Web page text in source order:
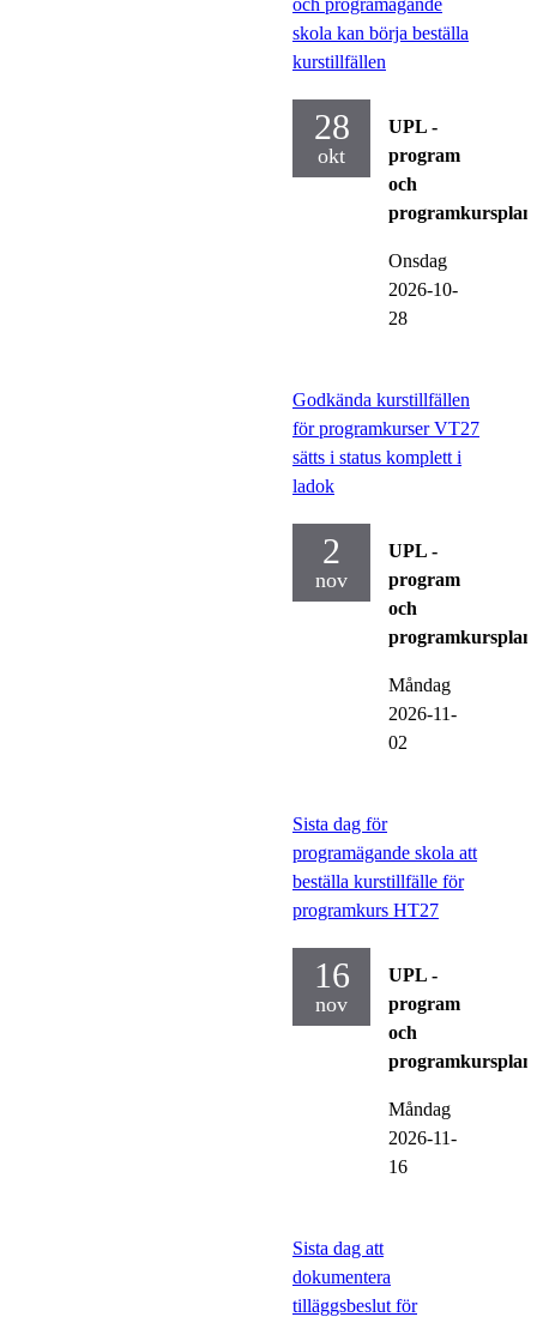
skola kan börja beställa
kurstillfällen
28
okt
UPL -
program
och
Onsdag
2026-10-
28
Godkända kurstillfällen
för programkurser VT27
sätts i status komplett i
ladok
2
nov
UPL -
program
och
Måndag
2026-11-
02
Sista dag för
programägande skola att
beställa kurstillfälle för
programkurs HT27
16
nov
UPL -
program
och
Måndag
2026-11-
16
Sista dag att
dokumentera
tilläggsbeslut för